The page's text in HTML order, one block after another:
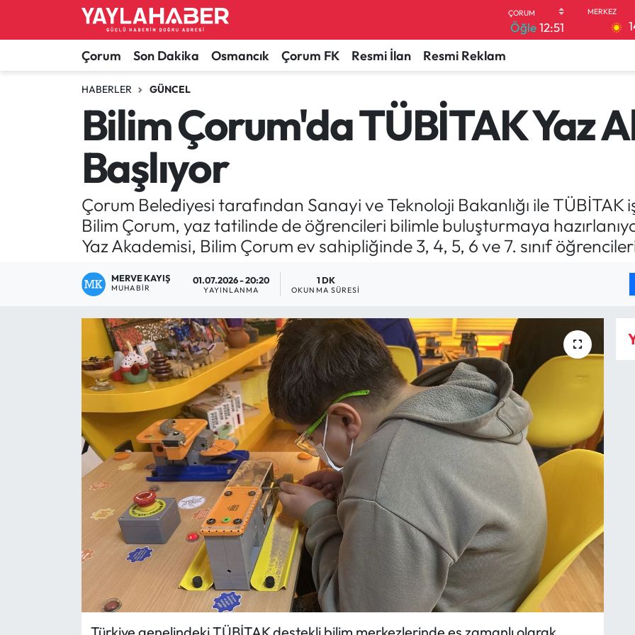
Öğle12:51
Çorum Son Dakika Osmancık Çorum FK Resmi İlan Resmi Reklam
HABERLER GÜNCEL
Bilim Çorum'da TÜBİTAK Yaz
Başlıyor
Çorum Belediyesi tarafından Sanayi ve Teknoloji Bakanlığı ile
Bilim Çorum, yaz tatilinde de öğrencileri bilimle buluşturmaya
Yaz Akademisi, Bilim Çorum ev sahipliğinde 3, 4, 5, 6 ve 7. sınıf
MERVE KAYIŞ
MUHABIR
01.07.2026 - 20:20
YAYINLANMA
1 DK
OKUNMA SÜRESI
Alaca Haberleri
Bayat Haberleri
Bilgi - Keşfet Haberleri
Bilim ve Teknoloji
Boğazkale Haberleri
Çorum Haberleri
Çorum Son Dakika Haberleri
Ekonomi
İskilip Haberleri
Kargı Haberleri
Kültür Sanat
Laçin Haberleri
Çorum Nöbetçi Eczaneler
Çorum Hava Durumu
Çorum Namaz Vakitleri
Çorum Trafik Yoğunluk Haritası
TFF 1.Lig Puan Durumu ve Fikstür
Tüm Manşetler
Son Dakika Haberleri